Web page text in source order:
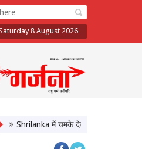
8 August 2026
Shrilanka में चमके देवदत्त पडिक्कल, जड़ा